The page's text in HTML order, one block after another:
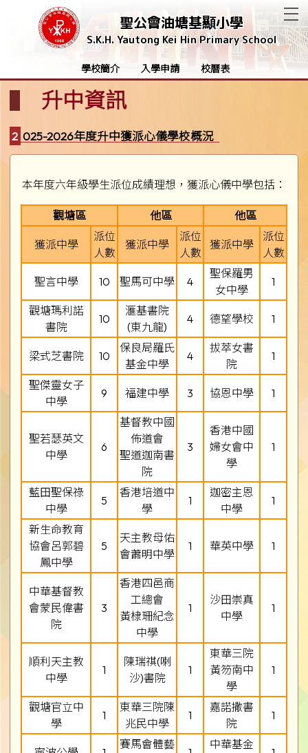
聖公會油塘基顯小學
S.K.H. Yautong Kei Hin Primary School
學校簡介 入學申請 校曆表
升中資訊
2025-2026年度升中獲派心儀學校概況
本年度六年級學生派位成績理想，獲派心儀中學包括：
觀塘區 他區 他區
獲派中學
派位
人數
獲派中學
派位
人數
獲派中學
派位
人數
聖言中學 10 聖馬可中學 4
聖保羅男
女中學
1
觀塘瑪利諾
書院
10
滙基書院
(東九龍)
4 德望學校 1
梁式芝書院 10
保良局羅氏
基金中學
4
拔萃女書
院
1
聖傑靈女子
中學
9 福建中學 3 協恩中學 1
聖若瑟英文
中學
6
基督教中國
佈道會
聖道迦南書
院
3
香港中國
婦女會中
學
1
藍田聖保祿
中學
5
香港培道中
學
1
迦密主恩
中學
1
新生命教育
協會呂郭碧
鳳中學
5
天主教母佑
會蕭明中學
1 華英中學 1
中華基督教
會蒙民偉書
院
3
香港四邑商
工總會
黃棣珊紀念
中學
1
沙田崇真
中學
1
順利天主教
中學
1
陳瑞祺(喇
沙)書院
1
東華三院
黃笏南中
學
1
觀塘官立中
學
1
東華三院陳
兆民中學
1
嘉諾撒書
院
1
賽馬會體藝
中華基金